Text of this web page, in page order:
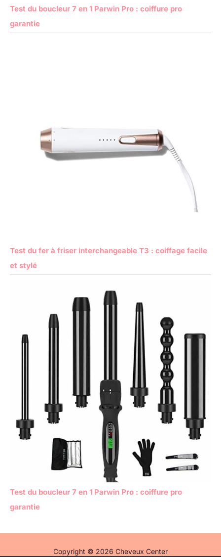
Test du boucleur 7 en 1 Parwin Pro : coiffure pro
garantie
Test du fer à friser interchangeable T3 : coiffage facile
et stylé
Test du boucleur 7 en 1 Parwin Pro : coiffure pro
garantie
Copyright © 2026 Cheveux Center